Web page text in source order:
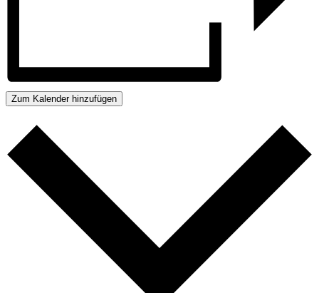
Zum Kalender hinzufügen